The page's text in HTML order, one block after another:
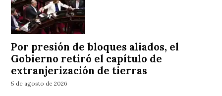
Por presión de bloques aliados, el
Gobierno retiró el capítulo de
extranjerización de tierras
5 de agosto de 2026